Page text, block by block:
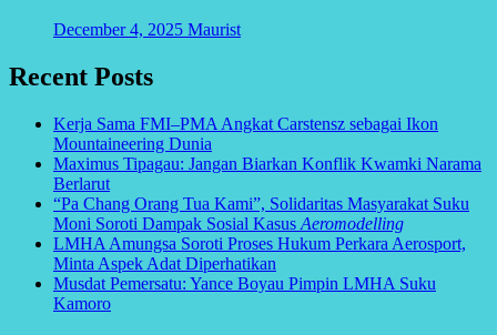
December 4, 2025 Maurist
Recent Posts
Kerja Sama FMI–PMA Angkat Carstensz sebagai Ikon
Mountaineering Dunia
Maximus Tipagau: Jangan Biarkan Konflik Kwamki Narama
Berlarut
“Pa Chang Orang Tua Kami”, Solidaritas Masyarakat Suku
Moni Soroti Dampak Sosial Kasus Aeromodelling
LMHA Amungsa Soroti Proses Hukum Perkara Aerosport,
Minta Aspek Adat Diperhatikan
Musdat Pemersatu: Yance Boyau Pimpin LMHA Suku
Kamoro